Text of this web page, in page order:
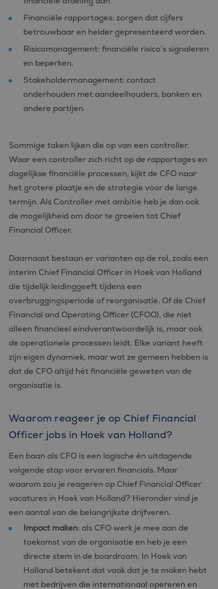
Financiële rapportages: zorgen dat cijfers
betrouwbaar en helder gepresenteerd worden.
Risicomanagement: financiële risico’s signaleren
en beperken.
Stakeholdermanagement: contact
onderhouden met aandeelhouders, banken en
andere partijen.
Sommige taken lijken die op van een controller.
Waar een controller zich richt op de rapportages en
dagelijkse financiële processen, kijkt de CFO naar
het grotere plaatje en de strategie voor de lange
termijn. Als Controller met ambitie heb je dan ook
de mogelijkheid om door te groeien tot Chief
Financial Officer.
Daarnaast bestaan er varianten op de rol, zoals een
interim Chief Financial Officer in Hoek van Holland
die tijdelijk leidinggeeft tijdens een
overbruggingsperiode of reorganisatie. Of de Chief
Financial and Operating Officer (CFOO), die niet
alleen financieel eindverantwoordelijk is, maar ook
de operationele processen leidt. Elke variant heeft
zijn eigen dynamiek, maar wat ze gemeen hebben is
dat de CFO altijd hét financiële geweten van de
organisatie is.
Waarom reageer je op Chief Financial
Officer jobs in Hoek van Holland?
Een baan als CFO is een logische én uitdagende
volgende stap voor ervaren financials. Maar
waarom zou je reageren op Chief Financial Officer
vacatures in Hoek van Holland? Hieronder vind je
een aantal van de belangrijkste drijfveren.
Impact maken: als CFO werk je mee aan de
toekomst van de organisatie en heb je een
directe stem in de boardroom. In Hoek van
Holland betekent dat vaak dat je te maken hebt
met bedrijven die internationaal opereren en